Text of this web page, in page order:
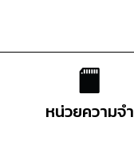
หน่วยความจำ